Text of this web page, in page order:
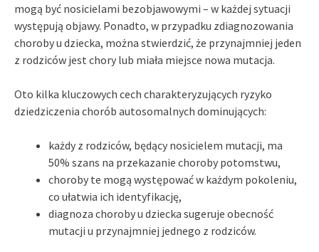
mogą być nosicielami bezobjawowymi – w każdej sytuacji
występują objawy. Ponadto, w przypadku zdiagnozowania
choroby u dziecka, można stwierdzić, że przynajmniej jeden
z rodziców jest chory lub miała miejsce nowa mutacja.
Oto kilka kluczowych cech charakteryzujących ryzyko
dziedziczenia chorób autosomalnych dominujących:
każdy z rodziców, będący nosicielem mutacji, ma
50% szans na przekazanie choroby potomstwu,
choroby te mogą występować w każdym pokoleniu,
co ułatwia ich identyfikację,
diagnoza choroby u dziecka sugeruje obecność
mutacji u przynajmniej jednego z rodziców.